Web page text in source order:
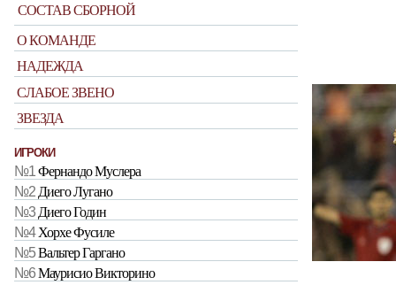
СОСТАВ СБОРНОЙ
О КОМАНДЕ
НАДЕЖДА
СЛАБОЕ ЗВЕНО
ЗВЕЗДА
ИГРОКИ
№1Фернандо Муслера
№2 Диего Лугано
№3 Диего Годин
№4 Хорхе Фусиле
№5Вальтер Гаргано
№6Маурисио Викторино